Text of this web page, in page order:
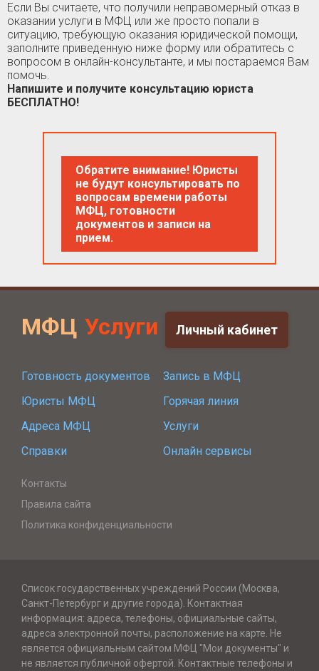
Если Вы считаете, что получили неправомерный отказ в
оказании услуги в МФЦ или же просто попали в
ситуацию, требующую оказания юридической помощи,
заполните приведенную ниже форму или обратитесь с
вопросом в онлайн-консультанте, и мы постараемся Вам
помочь.
Напишите и получите консультацию юриста
БЕСПЛАТНО!
Обратите внимание! Юристы
не будут консультировать по
вопросам времени работы
МФЦ, готовности
документов и записи на
прием.
МФЦ Услуги Личный кабинет
Готовность документов
Запись в МФЦ
Юристы МФЦ
Горячая линия
Адреса МФЦ
Услуги
Справки
Онлайн сервисы
Контакты
Правила сайта
Политика конфиденциальности
Список государственных учреждений России (Москва,
Санкт-Петербург и другие города). Контактная
информация: адреса, телефоны, официальные сайты,
адреса электронной почты, расположение на карте. Не
является официальным сайтом МФЦ "Мои документы" и
не является публичной офертой. Контактные телефоны и